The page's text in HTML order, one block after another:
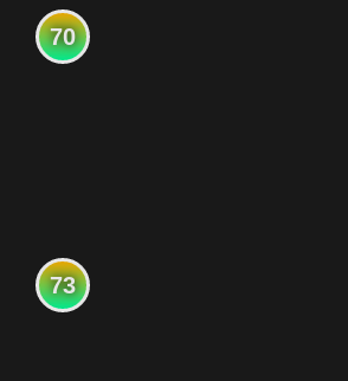
70
73